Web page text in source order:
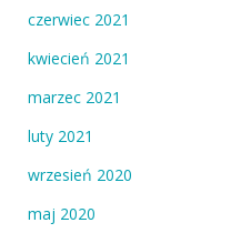
czerwiec 2021
kwiecień 2021
marzec 2021
luty 2021
wrzesień 2020
maj 2020